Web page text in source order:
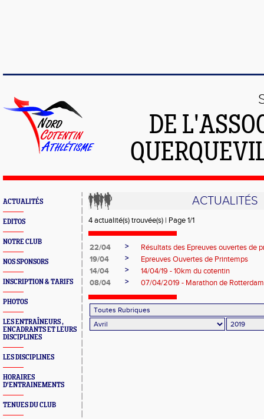
DE
ACTUALITÉS
EDITOS
NOTRE CLUB
NOS SPONSORS
INSCRIPTION & TARIFS
PHOTOS
LES ENTRAÎNEURS ,
ENCADRANTS ET LEURS
DISCIPLINES
LES DISCIPLINES
HORAIRES
D'ENTRAINEMENTS
TENUES DU CLUB
ACTUALITÉS
4 actualité(s) trouvée(s) | Page 1/1
22/04 >
Résultats des Epreuves ouvertes de
19/04
>
Epreuves Ouvertes de Printemps
14/04
>
14/04/19 - 10km du cotentin
08/04
> 07/04/2019 - Marathon de Rotterdam